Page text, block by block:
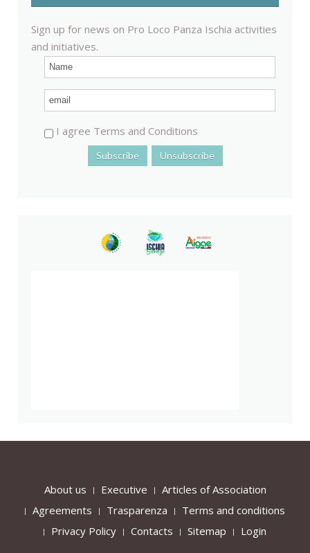
Sign up for news on Pro Loco Panza Ischia activities
and initiatives.
I agree Terms and Conditions
About us Executive
Articles of Association
Agreements
Trasparenza
Terms and conditions
Privacy Policy
Contacts Sitemap Login